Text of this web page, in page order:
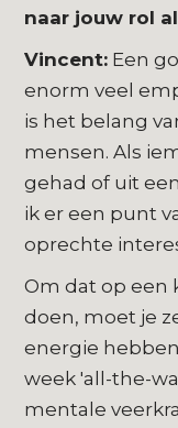
naar jouw rol
Vincent: Een
enorm veel
is het belang
mensen. Als
gehad of uit
ik er een punt
oprechte
Om dat op een
doen, moet je
energie
week 'all-the-
mentale